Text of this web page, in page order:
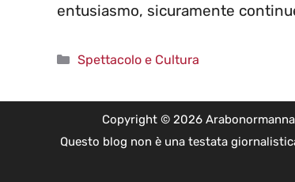
entusiasmo, sicuramente
Categorie
Spettacolo e Cultura
Copyright © 2026
Questo blog non è una testata